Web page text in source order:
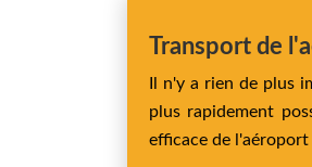
Transport de
Il n'y a rien de plus
plus rapidement
efficace de